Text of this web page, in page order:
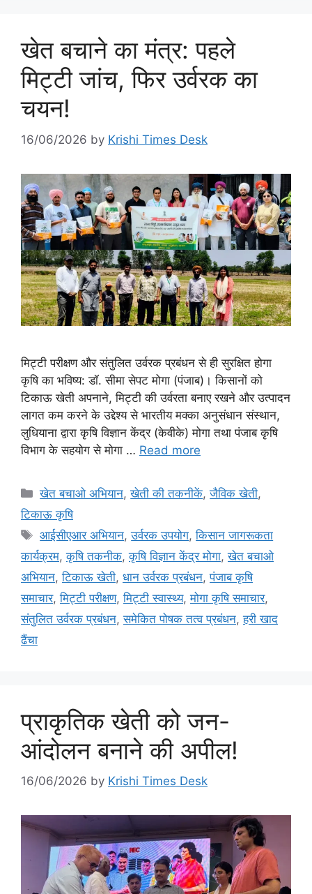
खेत बचाने का मंत्र: पहले
मिट्टी जांच, फिर उर्वरक का
चयन!
16/06/2026 by Krishi Times Desk
मिट्टी परीक्षण और संतुलित उर्वरक प्रबंधन से ही सुरक्षित होगा
कृषि का भविष्य: डॉ. सीमा सेपट मोगा (पंजाब)। किसानों को
टिकाऊ खेती अपनाने, मिट्टी की उर्वरता बनाए रखने और उत्पादन
लागत कम करने के उद्देश्य से भारतीय मक्का अनुसंधान संस्थान,
लुधियाना द्वारा कृषि विज्ञान केंद्र (केवीके) मोगा तथा पंजाब कृषि
विभाग के सहयोग से मोगा … Read more
खेत बचाओ अभियान,खेती की तकनीकें,जैविक खेती,
टिकाऊ कृषि
आईसीएआर अभियान,उर्वरक उपयोग,किसान जागरूकता
कार्यक्रम,कृषि तकनीक,कृषि विज्ञान केंद्र मोगा,खेत बचाओ
अभियान,टिकाऊ खेती, धान उर्वरक प्रबंधन,पंजाब कृषि
समाचार,मिट्टी परीक्षण,मिट्टी स्वास्थ्य,मोगा कृषि समाचार,
संतुलित उर्वरक प्रबंधन,समेकित पोषक तत्व प्रबंधन,हरी खाद
ढैंचा
प्राकृतिक खेती को जन-
आंदोलन बनाने की अपील!
16/06/2026 by Krishi Times Desk